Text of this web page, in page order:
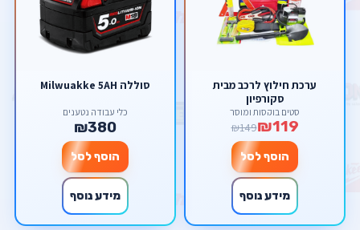
ערכת חילוץ לרכב מבית
סקורפיון
סטים בוקסות ומוסך
₪119
₪149
הוסף לסל
מידע נוסף
סוללה Milwuakke 5AH
כלי עבודה נטענים
₪380
הוסף לסל
מידע נוסף